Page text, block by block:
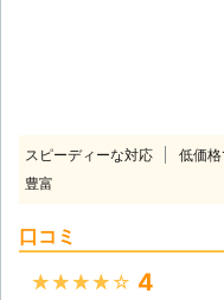
スピーディーな対応 低価
豊富
口コミ
★★★★★ 4